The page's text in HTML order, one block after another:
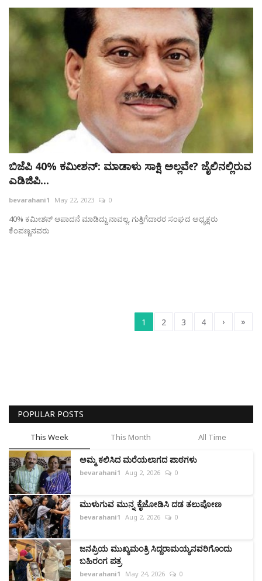
ಬಿಜೆಪಿ 40% ಕಮೀಶನ್: ಮಾಡಾಳು ಸಾಕ್ಷಿ ಅಲ್ಲವೇ? ಜೈಲಿನಲ್ಲಿರುವ
ಎಡಿಜಿಪಿ...
bevarahani1 May 22, 2023 0
40% ಕಮೀಶನ್ ಆಪಾದನೆ ಮಾಡಿದ್ದು ನಾವಲ್ಲ, ಗುತ್ತಿಗೆದಾರರ ಸಂಘದ ಅಧ್ಯಕ್ಷರು
ಕೆಂಪಣ್ಣನವರು
1 2 3 4 › »
POPULAR POSTS
This Week This Month All Time
ಅಮ್ಮ ಕಲಿಸಿದ ಮರೆಯಲಾಗದ ಪಾಠಗಳು
bevarahani1 Aug 2, 2026 0
ಮುಳುಗುವ ಮುನ್ನ ಕೈಜೋಡಿಸಿ ದಡ ತಲುಪೋಣ
bevarahani1 Aug 2, 2026 0
ಜನಪ್ರಿಯ ಮುಖ್ಯಮಂತ್ರಿ ಸಿದ್ದರಾಮಯ್ಯನವರಿಗೊಂದು
ಬಹಿರಂಗ ಪತ್ರ
bevarahani1 May 24, 2026 0